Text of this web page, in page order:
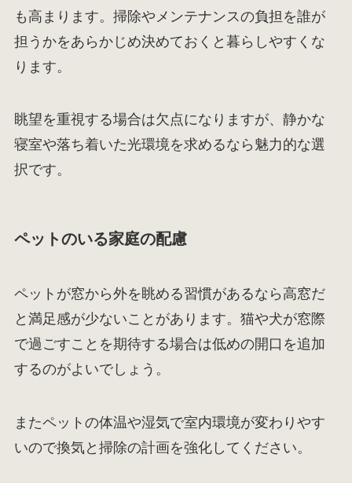
も高まります。掃除やメンテナンスの負担を誰が
担うかをあらかじめ決めておくと暮らしやすくな
ります。
眺望を重視する場合は欠点になりますが、静かな
寝室や落ち着いた光環境を求めるなら魅力的な選
択です。
ペットのいる家庭の配慮
ペットが窓から外を眺める習慣があるなら高窓だ
と満足感が少ないことがあります。猫や犬が窓際
で過ごすことを期待する場合は低めの開口を追加
するのがよいでしょう。
またペットの体温や湿気で室内環境が変わりやす
いので換気と掃除の計画を強化してください。